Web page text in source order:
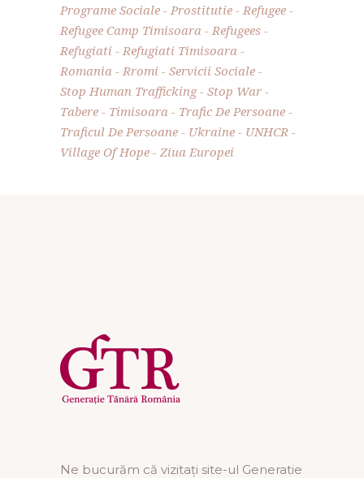
Programe Sociale
Prostitutie
Refugee
Refugee Camp Timisoara
Refugees
Refugiati
Refugiati Timisoara
Romania
Rromi
Servicii Sociale
Stop Human Trafficking
Stop War
Tabere
Timisoara
Trafic De Persoane
Traficul De Persoane
Ukraine
UNHCR
Village Of Hope
Ziua Europei
Ne bucurăm că vizitați site-ul Generatie